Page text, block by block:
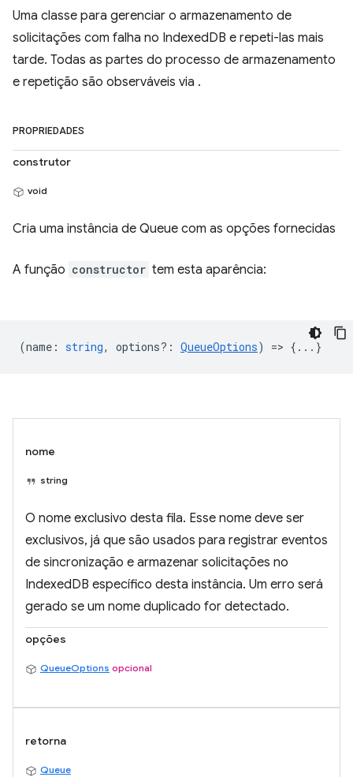
Uma classe para gerenciar o armazenamento de
solicitações com falha no IndexedDB e repeti-las mais
tarde. Todas as partes do processo de armazenamento
e repetição são observáveis via .
PROPRIEDADES
construtor
void
Cria uma instância de Queue com as opções fornecidas
A função constructor tem esta aparência:
(name : string, options? : QueueOptions) => {...}
nome
string
O nome exclusivo desta fila. Esse nome deve ser
exclusivos, já que são usados para registrar eventos
de sincronização e armazenar solicitações no
IndexedDB específico desta instância. Um erro será
gerado se um nome duplicado for detectado.
opções
QueueOptions opcional
retorna
Queue